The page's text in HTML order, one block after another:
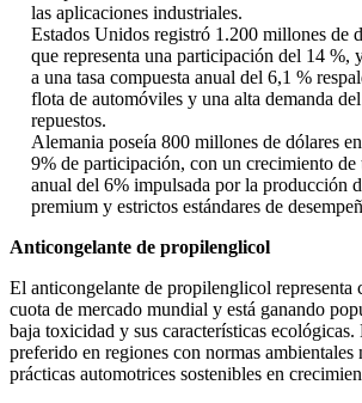
las aplicaciones industriales.
Estados Unidos registró 1.200 millones de
que representa una participación del 14 %,
a una tasa compuesta anual del 6,1 %
flota de automóviles y una alta demanda
repuestos.
Alemania poseía 800 millones de dólares
9% de participación, con un crecimiento de
anual del 6% impulsada por la producción
premium y estrictos estándares de
Anticongelante de propilenglicol
El anticongelante de propilenglicol representa
cuota de mercado mundial y está ganando
baja toxicidad y sus características ecológicas.
preferido en regiones con normas ambientales
prácticas automotrices sostenibles en